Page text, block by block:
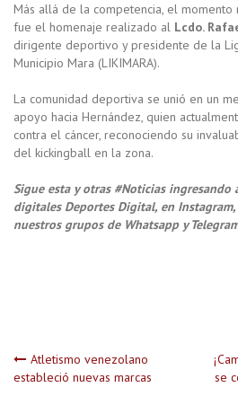
Más allá de la competencia, el
fue el homenaje realizado al Lcdo.
dirigente deportivo y presidente de la
Municipio Mara (LIKIMARA).
La comunidad deportiva se unió en un
apoyo hacia Hernández, quien
contra el cáncer, reconociendo su
del kickingball en la zona.
Sigue esta y otras #Noticias ingresando
digitales Deportes Digital, en Instagram,
nuestros grupos de Whatsapp y
Navegación
Atletismo venezolano
estableció nuevas marcas
se